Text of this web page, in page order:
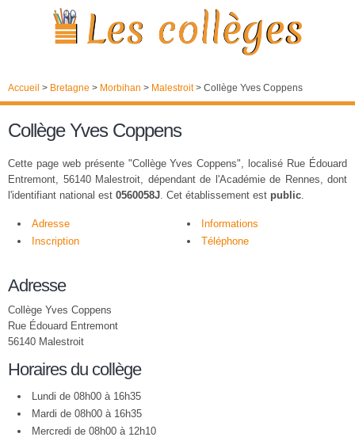
Accueil > Bretagne > Morbihan > Malestroit> Collège Yves Coppens
Collège Yves Coppens
Cette page web présente "Collège Yves Coppens", localisé Rue Édouard
Entremont, 56140 Malestroit, dépendant de l'Académie de Rennes, dont
l'identifiant national est 0560058J. Cet établissement est public.
Adresse
Informations
Inscription
Téléphone
Adresse
Collège Yves Coppens
Rue Édouard Entremont
56140 Malestroit
Horaires du collège
Lundi de 08h00 à 16h35
Mardi de 08h00 à 16h35
Mercredi de 08h00 à 12h10